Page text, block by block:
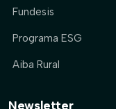
Fundesis
Programa ESG
Aiba Rural
Newsletter